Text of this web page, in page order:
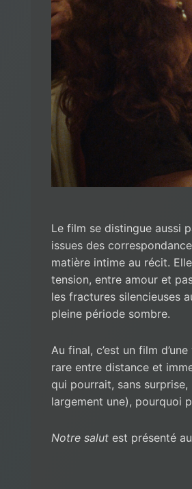
Le film se distingue aussi
issues des
matière intime au récit.
tension, entre amour et
les fractures silencieuses
pleine période sombre.
Au final, c’est un film
rare entre distance et
qui pourrait, sans
largement une), pourquoi
Notre salut est présenté